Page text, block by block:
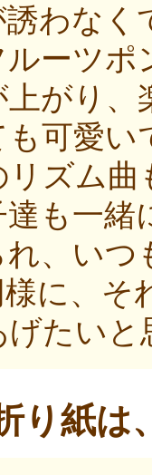
わな
ーツ
がり
可愛い
リズム
も一
、い
に、そ
げたい
り紙は